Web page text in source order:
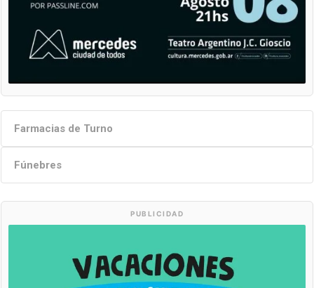
Farmacias de Turno
Fúnebres
PUBLICIDAD